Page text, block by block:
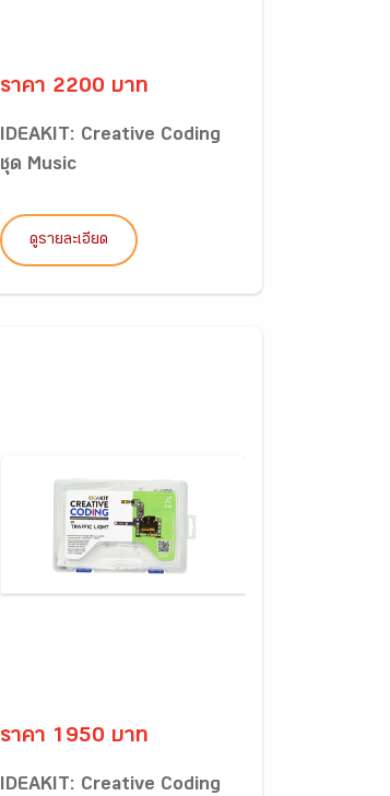
ราคา 2200 บาท
IDEAKIT: Creative Coding
ชุด Music
ดูรายละเอียด
ราคา 1950 บาท
IDEAKIT: Creative Coding